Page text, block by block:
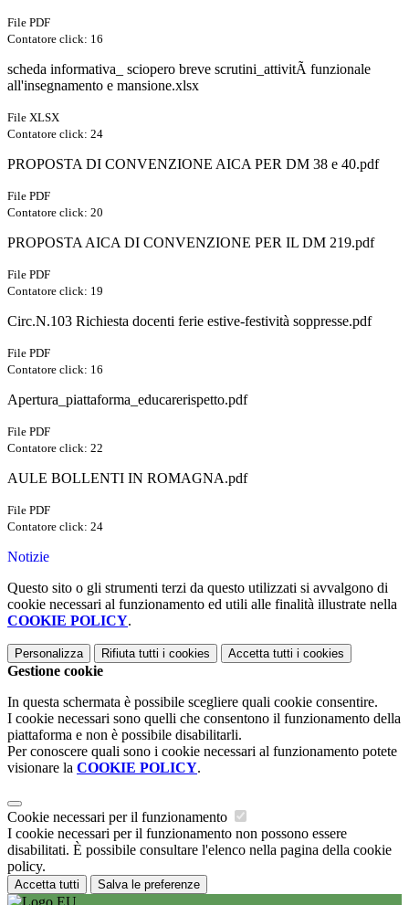
File PDF
Contatore click: 16
scheda informativa_ sciopero breve scrutini_attivitÃ funzionale
all'insegnamento e mansione.xlsx
File XLSX
Contatore click: 24
PROPOSTA DI CONVENZIONE AICA PER DM 38 e 40.pdf
File PDF
Contatore click: 20
PROPOSTA AICA DI CONVENZIONE PER IL DM 219.pdf
File PDF
Contatore click: 19
Circ.N.103 Richiesta docenti ferie estive-festività soppresse.pdf
File PDF
Contatore click: 16
Apertura_piattaforma_educarerispetto.pdf
File PDF
Contatore click: 22
AULE BOLLENTI IN ROMAGNA.pdf
File PDF
Contatore click: 24
Notizie
Questo sito o gli strumenti terzi da questo utilizzati si avvalgono di
cookie necessari al funzionamento ed utili alle finalità illustrate nella
COOKIE POLICY.
Personalizza Rifiuta tutti i cookies Accetta tutti i cookies
Gestione cookie
In questa schermata è possibile scegliere quali cookie consentire.
I cookie necessari sono quelli che consentono il funzionamento della
piattaforma e non è possibile disabilitarli.
Per conoscere quali sono i cookie necessari al funzionamento potete
visionare la COOKIE POLICY.
Cookie necessari per il funzionamento
I cookie necessari per il funzionamento non possono essere
disabilitati. È possibile consultare l'elenco nella pagina della cookie
policy.
Accetta tutti Salva le preferenze